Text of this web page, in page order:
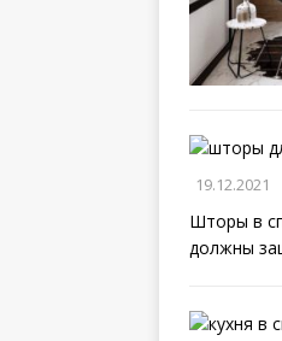
19.12.2021
Шторы в
должны